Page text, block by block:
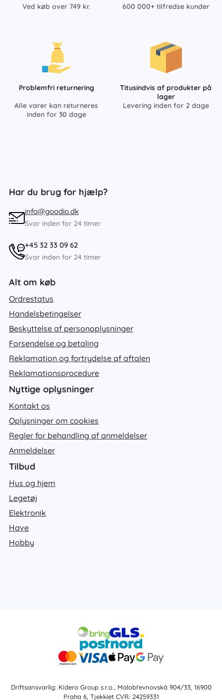
Ved køb over 749 kr.
600 000+ tilfredse kunder
Problemfri returnering
Alle varer kan returneres
inden for 30 dage
Titusindvis af produkter på
lager
Levering inden for 2 dage
Har du brug for hjælp?
info@goodio.dk
Svar inden for 24 timer
+45 32 33 09 62
Svar inden for 24 timer
Alt om køb
Ordrestatus
Handelsbetingelser
Beskyttelse af personoplysninger
Forsendelse og betaling
Reklamation og fortrydelse af aftalen
Reklamationsprocedure
Nyttige oplysninger
Kontakt os
Oplysninger om cookies
Regler for behandling af anmeldelser
Anmeldelser
Tilbud
Hus og hjem
Legetøj
Elektronik
Have
Hobby
Driftsansvarlig: Kidero Group s.r.o., Malobřevnovská 904/33, 16900
Praha 6, Tjekkiet CVR: 24259331